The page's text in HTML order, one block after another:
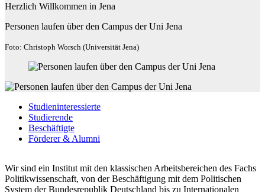
Herzlich Willkommen in Jena
Personen laufen über den Campus der Uni Jena
Foto: Christoph Worsch (Universität Jena)
Studien­interessierte
Studierende
Beschäftigte
Förderer & Alumni
Wir sind ein Institut mit den klassischen Arbeitsbereichen des Fachs
Politikwissenschaft, von der Beschäftigung mit dem Politischen
System der Bundesrepublik Deutschland bis zu Internationalen